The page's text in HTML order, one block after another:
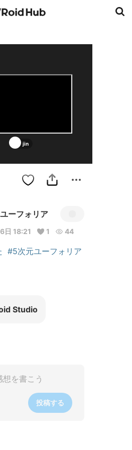
jin
ーフォリア
日 18:21 1 44
#5次元ユーフォリア
Studio
投稿する